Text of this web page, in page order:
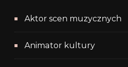
Aktor scen muzycznych
Animator kultury